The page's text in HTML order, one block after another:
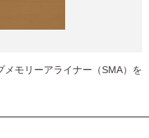
モリーアライナー（SMA）を